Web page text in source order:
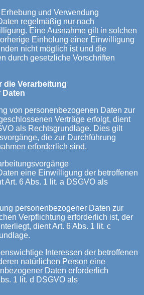
und Verwendung
regelmäßig nur nach
Eine Ausnahme gilt in solchen
Einholung einer Einwilligung
nicht möglich ist und die
durch gesetzliche Vorschriften
die Verarbeitung
Daten
von personenbezogenen Daten zur
Verträge erfolgt, dient
als Rechtsgrundlage. Dies gilt
die zur Durchführung
erforderlich sind.
eine Einwilligung der betroffenen
Art. 6 Abs. 1 lit. a DSGVO als
personenbezogener Daten zur
Verpflichtung erforderlich ist, der
dient Art. 6 Abs. 1 lit. c
Interessen der betroffenen
natürlichen Person eine
Daten erforderlich
1 lit. d DSGVO als